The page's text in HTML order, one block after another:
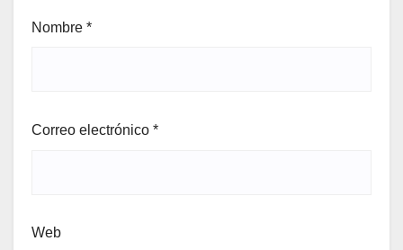
Nombre *
Correo electrónico *
Web